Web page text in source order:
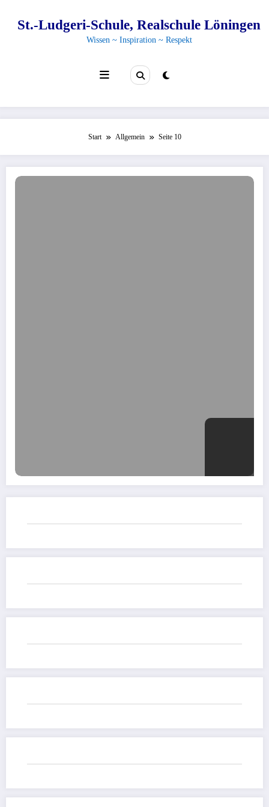
springenSt.-Ludgeri-Schule, Realschule Löningen
Wissen ~ Inspiration ~ Respekt
Start Allgemein Seite 10